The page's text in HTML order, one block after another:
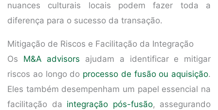
nuances culturais locais podem fazer toda a
diferença para o sucesso da transação.
Mitigação de Riscos e Facilitação da Integração
Os M&A advisors ajudam a identificar e mitigar
riscos ao longo do processo de fusão ou aquisição.
Eles também desempenham um papel essencial na
facilitação da integração pós-fusão, assegurando